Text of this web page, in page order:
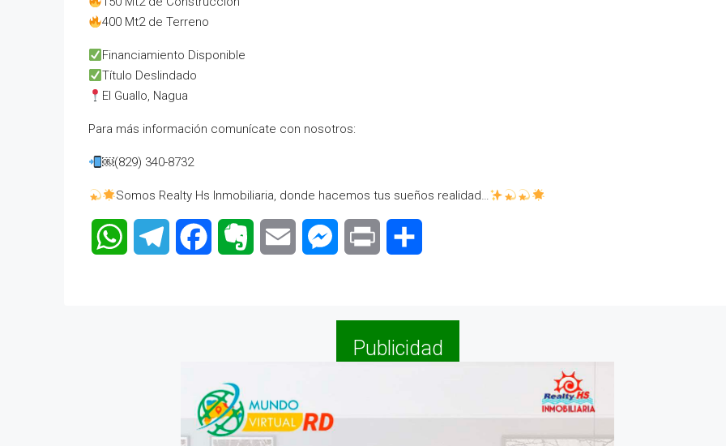
400 Mt2 de Terreno
Financiamiento Disponible
Título Deslindado
El Guallo, Nagua
Para más información comunícate con nosotros:
￼⁨(829) 340-8732⁩
Somos Realty Hs Inmobiliaria, donde hacemos tus sueños realidad…
WhatsAppTelegram FacebookEvernote Email Messenger
Print
Publicidad